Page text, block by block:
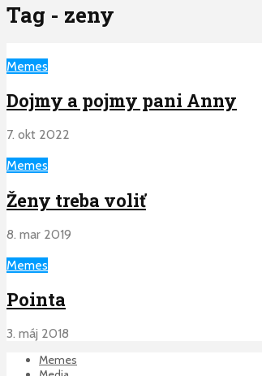
Tag - zeny
Memes
Dojmy a pojmy pani Anny
7. okt 2022
Memes
Ženy treba voliť
8. mar 2019
Memes
Pointa
3. máj 2018
Memes